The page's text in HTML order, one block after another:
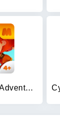
Fantasy patrol: Adventures